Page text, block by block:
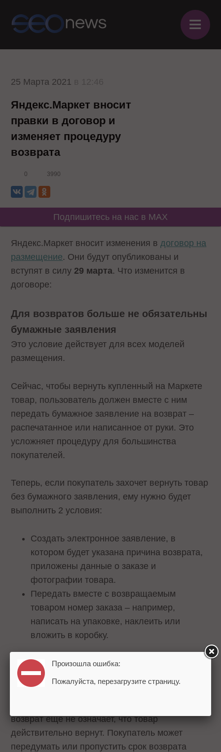
≡
25 Марта 2021
Яндекс.Маркет вносит
правки в договор и
изменяет процедуру
возврата
0 3990
Подпишитесь на нас в MAX
Яндекс.Маркет вносит изменения вдоговор на
размещение. Они будут опубликованы и
вступят в силу 29 марта. Что изменится в
договоре:
Для возвратов больше не обязательны
бумажные заявления
Это условие действует для всех моделей
размещения.
Сейчас, чтобы вернуть купленный на Маркете
товар, пользователь должен вместе с ним
передать бумажное заявление на возврат –
распечатанное или написанное от руки. Это
усложняет процедуру для большинства
покупателей.
Теперь, если покупатель захочет вернуть товар
без бумажного заявления, ему нужно будет
выполнить 2 условия:
Создать электронное заявление, в
котором будет указана причина возврата,
приложены данные о заказе и
фотографии товара.
Передать вместе с возвращаемым
товаром номер заказа – например,
написать на упаковке, наклеить или
вложить в коробку.
Новая процедура возврата начнет работать
в апреле.
возврат еще не означает, что товар
действительно вернут. Покупатель может
передумать или пропустить срок возврата
Произошла ошибка:
Пожалуйста, перезагрузите страницу.